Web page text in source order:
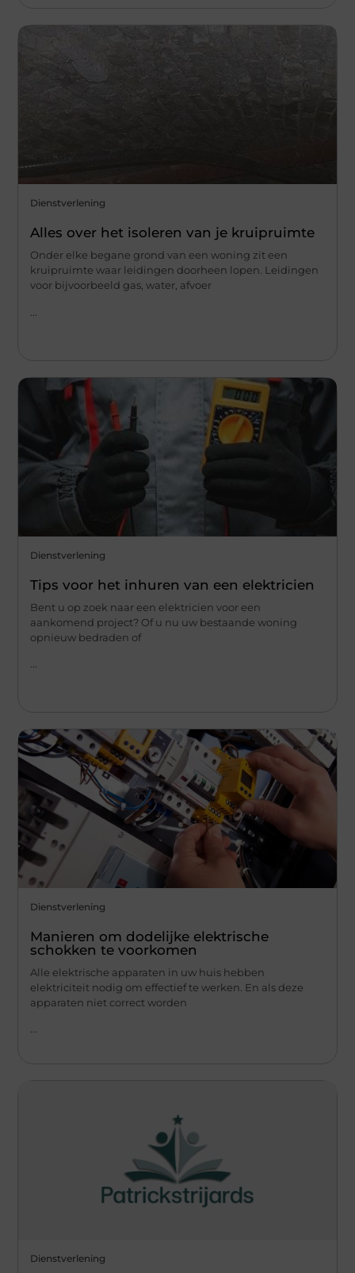
Dienstverlening
Alles over het isoleren van je kruipruimte
Onder elke begane grond van een woning zit een
kruipruimte waar leidingen doorheen lopen. Leidingen
voor bijvoorbeeld gas, water, afvoer
Dienstverlening
Tips voor het inhuren van een elektricien
Bent u op zoek naar een elektricien voor een
aankomend project? Of u nu uw bestaande woning
opnieuw bedraden of
Dienstverlening
Manieren om dodelijke elektrische
schokken te voorkomen
Alle elektrische apparaten in uw huis hebben
elektriciteit nodig om effectief te werken. En als deze
apparaten niet correct worden
...
Dienstverlening